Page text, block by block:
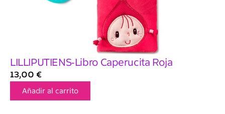
LILLIPUTIENS-Libro Caperucita Roja
13,00 €
Añadir al carrito